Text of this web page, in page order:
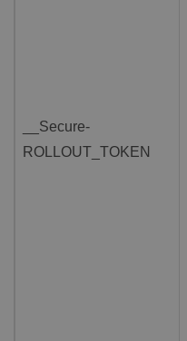
__Secure-
ROLLOUT_TOKEN